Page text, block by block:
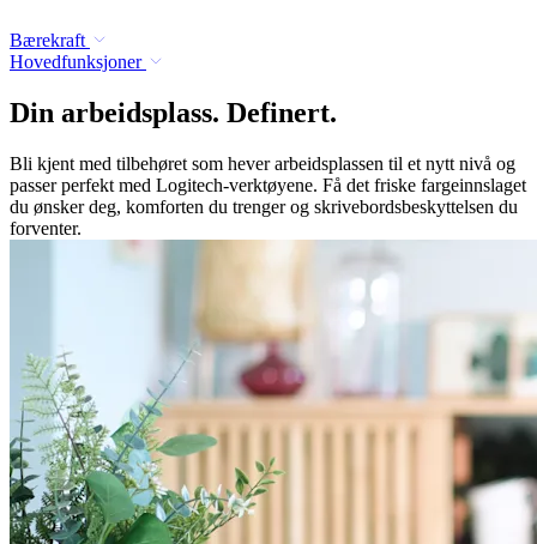
Bærekraft
Hovedfunksjoner
Din arbeidsplass. Definert.
Bli kjent med tilbehøret som hever arbeidsplassen til et nytt nivå og
passer perfekt med Logitech-verktøyene. Få det friske fargeinnslaget
du ønsker deg, komforten du trenger og skrivebordsbeskyttelsen du
forventer.